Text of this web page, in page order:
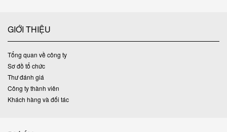
GIỚI THIỆU
Tổng quan về công ty
Sơ đồ tổ chức
Thư đánh giá
Công ty thành viên
Khách hàng và đối tác